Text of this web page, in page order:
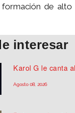
de alto
interesar
Karol G le canta
Agosto 08, 2026